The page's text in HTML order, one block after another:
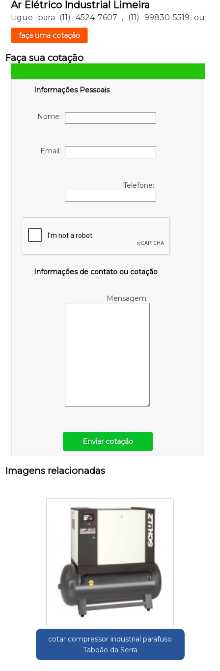
Ar Elétrico Industrial Limeira
Ligue para (11) 4524-7607 , (11) 99830-5519 ou
faça uma cotação
Faça sua cotação
Informações Pessoais
Nome:
Email:
Telefone:
Informações de contato ou cotação
Mensagem:
Enviar cotação
Imagens relacionadas
cotar compressor industrial parafuso
Taboão da Serra